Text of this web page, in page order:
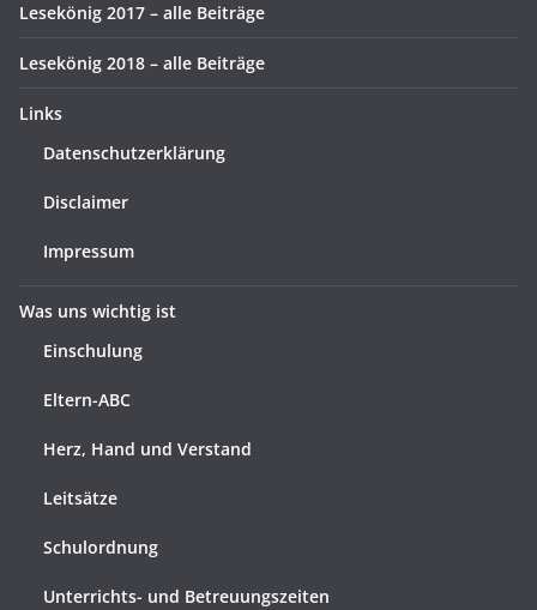
Lesekönig 2017 – alle Beiträge
Lesekönig 2018 – alle Beiträge
Links
Datenschutzerklärung
Disclaimer
Impressum
Was uns wichtig ist
Einschulung
Eltern-ABC
Herz, Hand und Verstand
Leitsätze
Schulordnung
Unterrichts- und Betreuungszeiten